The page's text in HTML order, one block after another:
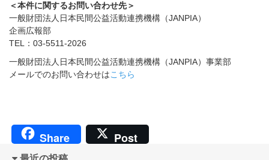
＜本件に関するお問い合わせ先＞
一般財団法人日本民間公益活動連携機構（JANPIA）
企画広報部
TEL：03-5511-2026
一般財団法人日本民間公益活動連携機構（JANPIA）事業部
メールでのお問い合わせはこちら
Share Post